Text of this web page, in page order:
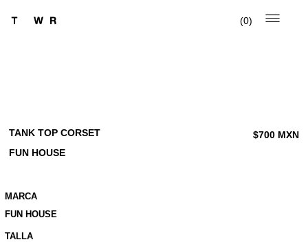
0
TANK TOP CORSET
FUN HOUSE
$700MXN
MARCA
FUN HOUSE
TALLA